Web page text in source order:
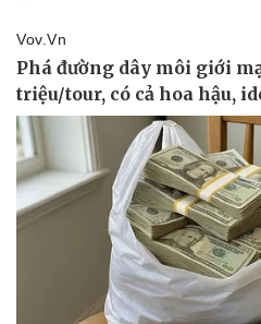
Thế giới thể thao
eSports
Hậu trường